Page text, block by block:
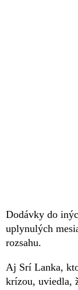
Dodávky do
uplynulých
rozsahu.
Aj Srí Lanka,
krízou, uviedla,